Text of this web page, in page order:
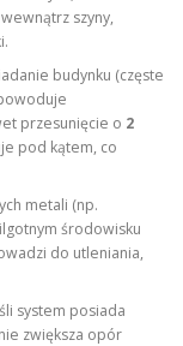
szyny,
budynku (częste
przesunięcie o 2
pod kątem, co
metali (np.
środowisku
do utleniania,
system posiada
zwiększa opór